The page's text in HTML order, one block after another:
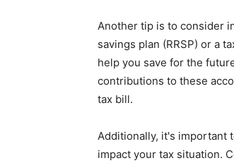
Another tip is to consider
savings plan (RRSP) or a
help you save for the
contributions to these
tax bill.
Additionally, it's important
impact your tax situation.